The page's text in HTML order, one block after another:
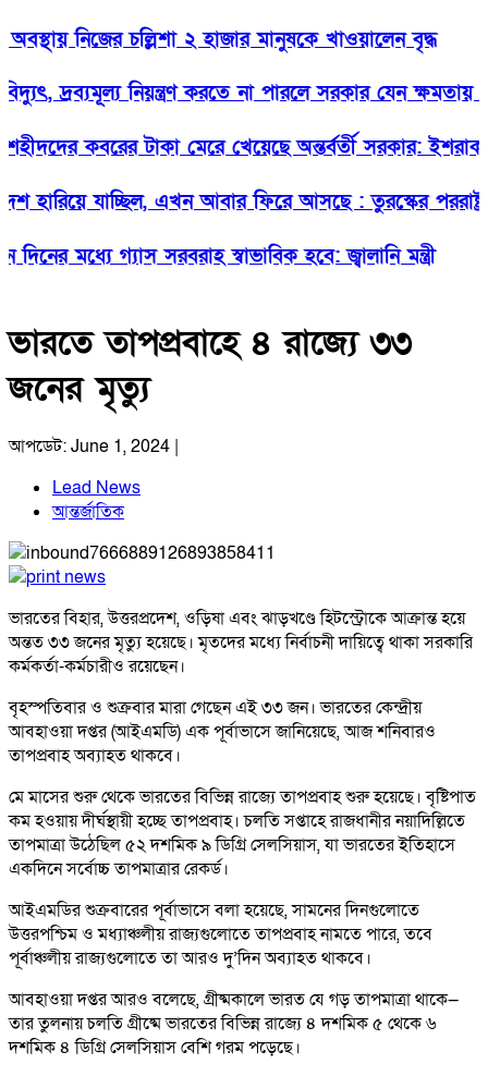
নিজের চল্লিশা ২ হাজার মানুষকে খাওয়ালেন বৃদ্ধ
দ্রব্যমূল্য নিয়ন্ত্রণ করতে না পারলে সরকার যেন ক্ষমতায়
কবরের টাকা মেরে খেয়েছে অন্তর্বর্তী সরকার: ইশরাক
যাচ্ছিল, এখন আবার ফিরে আসছে : তুরস্কের পররাষ্ট্রমন্ত্রী
মধ্যে গ্যাস সরবরাহ স্বাভাবিক হবে: জ্বালানি মন্ত্রী
ভারতে তাপপ্রবাহে ৪ রাজ্যে ৩৩
জনের মৃত্যু
আপডেট: June 1, 2024 |
Lead News
আন্তর্জাতিক
ভারতের বিহার, উত্তরপ্রদেশ, ওড়িষা এবং ঝাড়খণ্ডে হিটস্ট্রোকে আক্রান্ত হয়ে
অন্তত ৩৩ জনের মৃত্যু হয়েছে। মৃতদের মধ্যে নির্বাচনী দায়িত্বে থাকা সরকারি
কর্মকর্তা-কর্মচারীও রয়েছেন।
বৃহস্পতিবার ও শুক্রবার মারা গেছেন এই ৩৩ জন। ভারতের কেন্দ্রীয়
আবহাওয়া দপ্তর (আইএমডি) এক পূর্বাভাসে জানিয়েছে, আজ শনিবারও
তাপপ্রবাহ অব্যাহত থাকবে।
মে মাসের শুরু থেকে ভারতের বিভিন্ন রাজ্যে তাপপ্রবাহ শুরু হয়েছে। বৃষ্টিপাত
কম হওয়ায় দীর্ঘস্থায়ী হচ্ছে তাপপ্রবাহ। চলতি সপ্তাহে রাজধানীর নয়াদিল্লিতে
তাপমাত্রা উঠেছিল ৫২ দশমিক ৯ ডিগ্রি সেলসিয়াস, যা ভারতের ইতিহাসে
একদিনে সর্বোচ্চ তাপমাত্রার রেকর্ড।
আইএমডির শুক্রবারের পূর্বাভাসে বলা হয়েছে, সামনের দিনগুলোতে
উত্তরপশ্চিম ও মধ্যাঞ্চলীয় রাজ্যগুলোতে তাপপ্রবাহ নামতে পারে, তবে
পূর্বাঞ্চলীয় রাজ্যগুলোতে তা আরও দু’দিন অব্যাহত থাকবে।
আবহাওয়া দপ্তর আরও বলেছে, গ্রীষ্মকালে ভারত যে গড় তাপমাত্রা থাকে—
তার তুলনায় চলতি গ্রীষ্মে ভারতের বিভিন্ন রাজ্যে ৪ দশমিক ৫ থেকে ৬
দশমিক ৪ ডিগ্রি সেলসিয়াস বেশি গরম পড়েছে।